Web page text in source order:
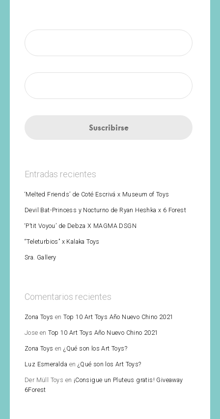
Entradas recientes
‘Melted Friends’ de Coté Escrivá x Museum of Toys
Devil Bat-Princess y Nocturno de Ryan Heshka x 6 Forest
‘P’tit Voyou’ de Debza X MAGMA DSGN
“Teleturbios” x Kalaka Toys
Sra. Gallery
Comentarios recientes
Zona Toys enTop 10 Art Toys Año Nuevo Chino 2021
Jose enTop 10 Art Toys Año Nuevo Chino 2021
Zona Toys en¿Qué son los Art Toys?
Luz Esmeralda en ¿Qué son los Art Toys?
Der Müll Toys en ¡Consigue un Pluteus gratis! Giveaway
6Forest